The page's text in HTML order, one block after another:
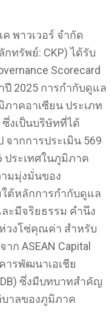
ค พาวเวอร์ จำกัด
ทรัพย์: CKP) ได้รับ
Scorecard
ปี 2025 การกำกับดูแล
าคอาเซียน ประเภท
ซึ่งเป็นบริษัทที่ได้
ากการประเมิน 569
ประเทศในภูมิภาค
มมุ่งมั่นของ
ใต้หลักการกำกับดูแล
ะมีจริยธรรม คำนึง
วงโซ่คุณค่า สำหรับ
ก ASEAN Capital
ารพัฒนาเอเชีย
ซึ่งมีบทบาทสำคัญ
าลของภูมิภาค